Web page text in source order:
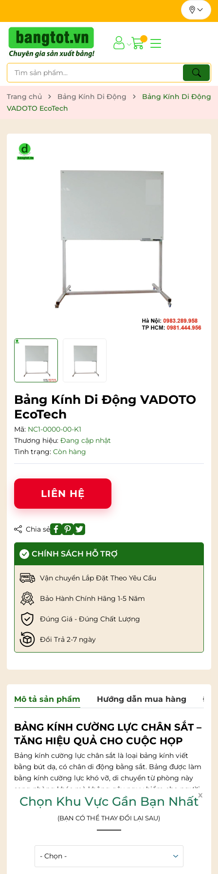
Trang chủ Bảng Kính Di Động
Bảng Kính Di Động
VADOTO EcoTech
Bảng Kính Di Động VADOTO
EcoTech
Mã: NC1-0000-00-K1
Thương hiệu: Đang cập nhật
Tình trạng: Còn hàng
LIÊN HỆ
Chia sẻ
CHÍNH SÁCH HỖ TRỢ
Vận chuyển Lắp Đặt Theo Yêu Cầu
Bảo Hành Chính Hãng 1-5 Năm
Đúng Giá - Đúng Chất Lượng
Đổi Trả 2-7 ngày
Mô tả sản phẩm Hướng dẫn mua hàng
BẢNG KÍNH CƯỜNG LỰC CHÂN SẮT –
TĂNG HIỆU QUẢ CHO CUỘC HỌP
Bảng kính cường lực chân sắt là loại bảng kính viết
bằng bút dạ, có chân di động bằng sắt. Bảng được làm
bằng kính cường lực khó vỡ, di chuyển từ phòng này
sang phòng khác mà không gây nguy hiểm cho người
sử dụng.
Mang đến sự thẩm mỹ và sáng tạo cho không gian làm
cường lực chân sắt được sử dụng nhiều
tâm, hội thảo.
x
Chọn Khu Vực Gần Bạn Nhất
(BẠN CÓ THỂ THAY ĐỔI LẠI SAU)